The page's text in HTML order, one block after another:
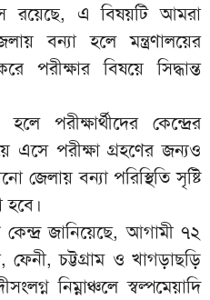
রয়েছে, এ বিষয়টি আমরা
বন্যা হলে মন্ত্রণালয়ের
পরীক্ষার বিষয়ে সিদ্ধান্ত
পরীক্ষার্থীদের কেন্দ্রের
এসে পরীক্ষা গ্রহণের জন্যও
জেলায় বন্যা পরিস্থিতি সৃষ্টি
হবে।
জানিয়েছে, আগামী ৭২
ফেনী, চট্টগ্রাম ও খাগড়াছড়ি
নিম্নাঞ্চলে স্বল্পমেয়াদি